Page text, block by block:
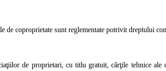
coproprietate sunt reglementate potrivit dreptului
de proprietari, cu titlu gratuit, cărţile tehnice ale